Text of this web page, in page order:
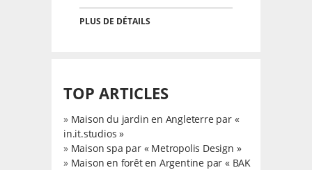
PLUS DE DÉTAILS
TOP ARTICLES
» Maison du jardin en Angleterre par «
in.it.studios »
» Maison spa par « Metropolis Design »
» Maison en forêt en Argentine par « BAK